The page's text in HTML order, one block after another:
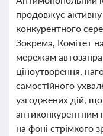
продовжує
конкурентного
Зокрема, Комітет
мережам
ціноутворення,
самостійного
узгоджених дій,
антиконкурентним
на фоні стрімкого